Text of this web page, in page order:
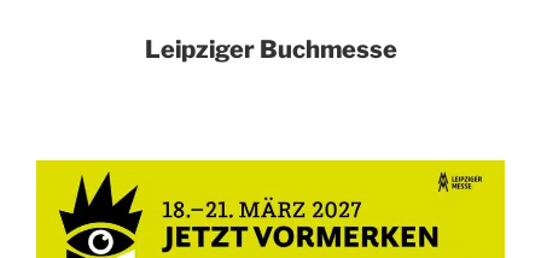
Leipziger Buchmesse